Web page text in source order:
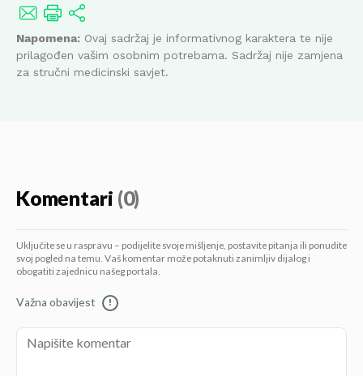
Napomena: Ovaj sadržaj je informativnog karaktera te nije
prilagođen vašim osobnim potrebama. Sadržaj nije zamjena
za stručni medicinski savjet.
Komentari (0)
Uključite se u raspravu – podijelite svoje mišljenje, postavite pitanja ili ponudite
svoj pogled na temu. Vaš komentar može potaknuti zanimljiv dijalog i
obogatiti zajednicu našeg portala.
Važna obavijest !